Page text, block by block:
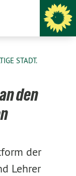
STADT.
den
der
Lehrer